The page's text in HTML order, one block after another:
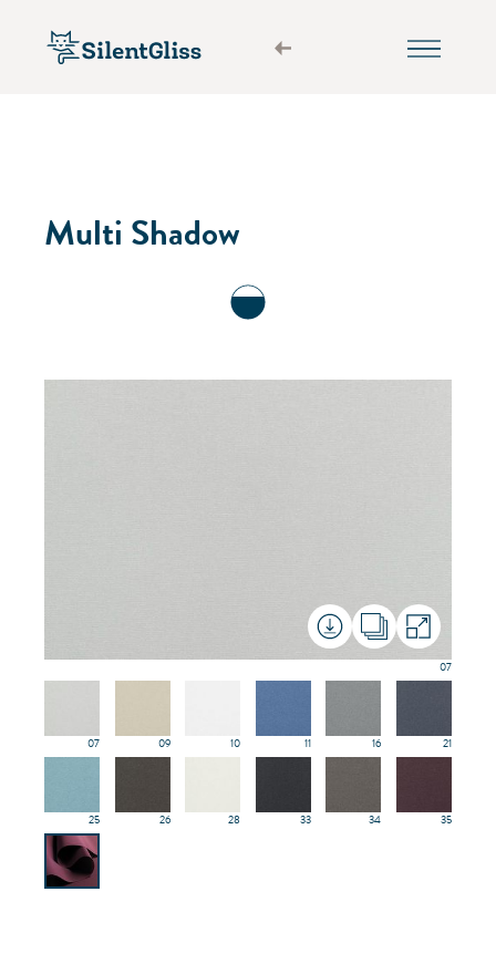
Multi Shadow
07
07 09 10 11 16 21
25 26 28 33 34 35